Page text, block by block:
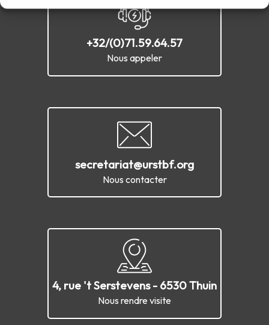
+32/(0)71.59.64.57
Nous appeler
secretariat@urstbf.org
Nous contacter
4, rue 't Serstevens - 6530 Thuin
Nous rendre visite